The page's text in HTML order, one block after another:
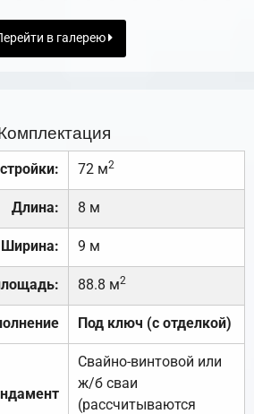
в галерею
72 м2
Длина: 8 м
Ширина: 9 м
88.8 м2
Под ключ (с отделкой)
Свайно-винтовой или
ж/б сваи
(рассчитываются